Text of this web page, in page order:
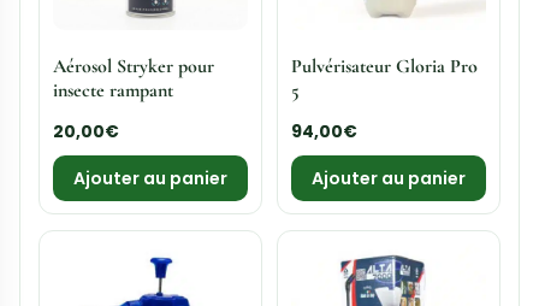
Aérosol Stryker pour
insecte rampant
20,00€
Ajouter au panier
Pulvérisateur Gloria Pro
5
94,00€
Ajouter au panier